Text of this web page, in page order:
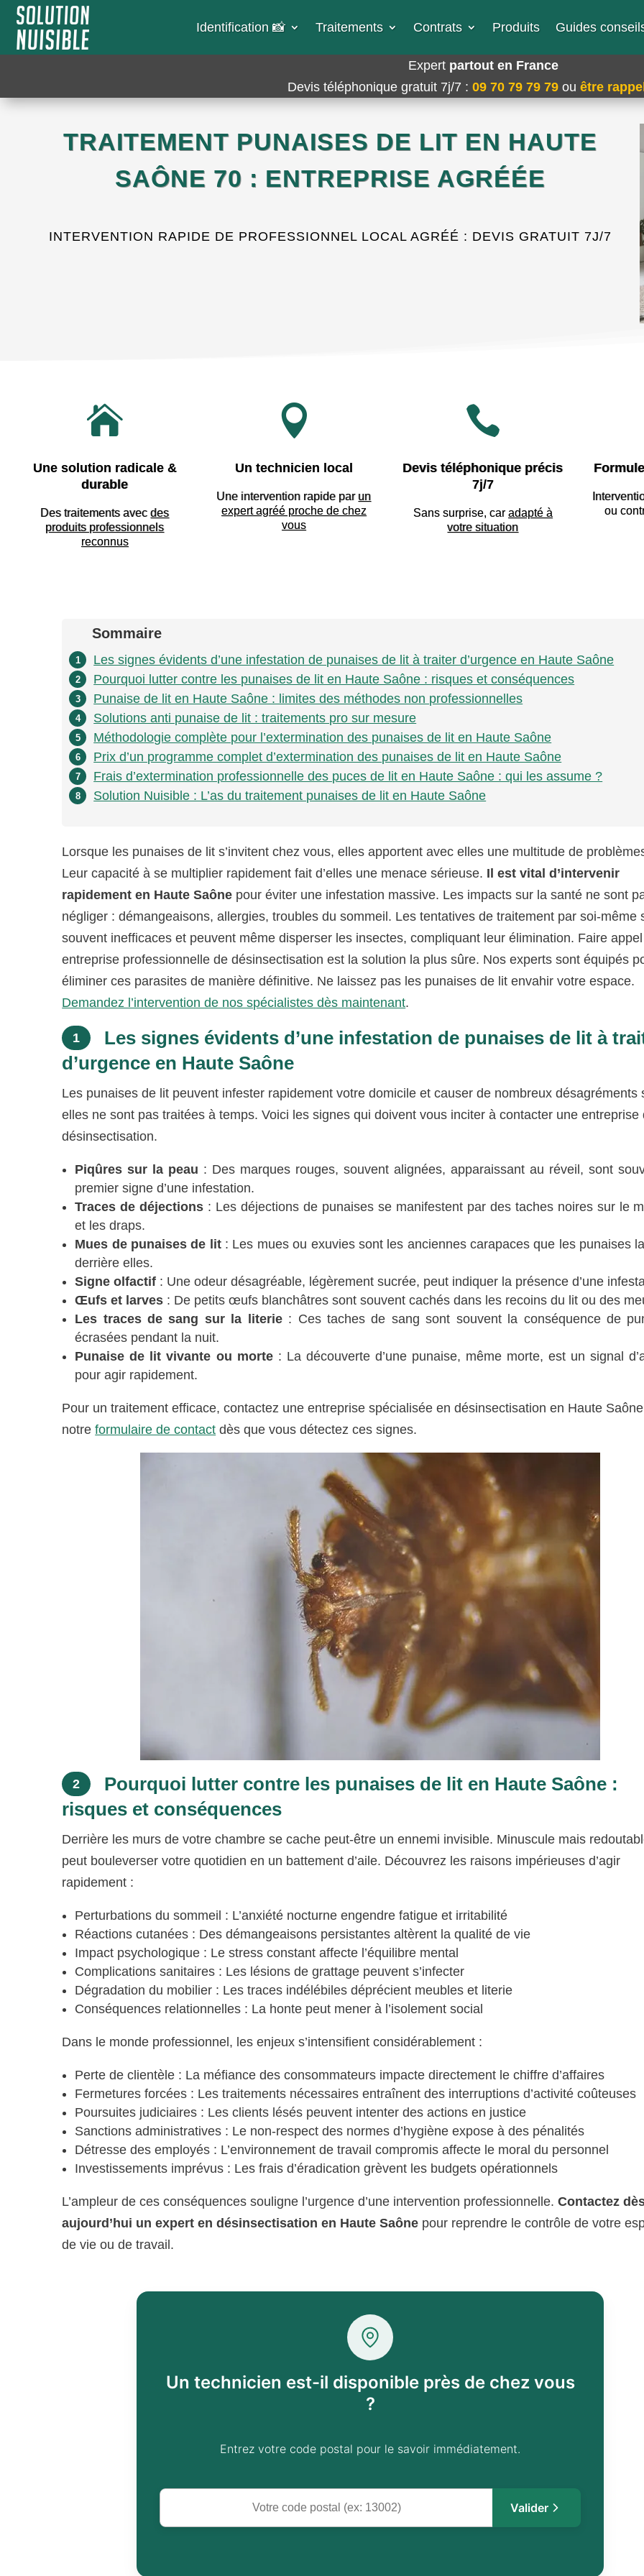
Identification 📸​ Traitements Contrats Produits Guides
Expert partout en France
Devis téléphonique gratuit 7j/7 : 09 70 79 79 79 ou être
TRAITEMENT PUNAISES DE LIT EN HAUTE
SAÔNE 70 : ENTREPRISE AGRÉÉE
INTERVENTION RAPIDE DE PROFESSIONNEL LOCAL AGRÉÉ : DEVIS GRATUIT 7J/7

Une solution radicale &
durable
Des traitements avecdes
produits professionnels
reconnus

Un technicien local
Une intervention rapide par un
expert agréé proche de chez
vous

Devis téléphonique précis
7j/7
Sans surprise, car adapté à
votre situation
ou
Sommaire
1 Les signes évidents d’une infestation de punaises de lit à traiter d’urgence en Haute Saône
2 Pourquoi lutter contre les punaises de lit en Haute Saône : risques et conséquences
3 Punaise de lit en Haute Saône : limites des méthodes non professionnelles
4 Solutions anti punaise de lit : traitements pro sur mesure
5 Méthodologie complète pour l’extermination des punaises de lit en Haute Saône
6 Prix d’un programme complet d’extermination des punaises de lit en Haute Saône
7 Frais d’extermination professionnelle des puces de lit en Haute Saône : qui les assume ?
8 Solution Nuisible : L’as du traitement punaises de lit en Haute Saône
Lorsque les punaises de lit s’invitent chez vous, elles apportent avec elles une multitude de
Leur capacité à se multiplier rapidement fait d’elles une menace sérieuse. Il est vital d’intervenir
rapidement en Haute Saône pour éviter une infestation massive. Les impacts sur la santé ne sont
négliger : démangeaisons, allergies, troubles du sommeil. Les tentatives de traitement par soi-même
souvent inefficaces et peuvent même disperser les insectes, compliquant leur élimination. Faire
entreprise professionnelle de désinsectisation est la solution la plus sûre. Nos experts sont équipés
éliminer ces parasites de manière définitive. Ne laissez pas les punaises de lit envahir votre espace.
Demandez l’intervention de nos spécialistes dès maintenant.
1
Les signes évidents d’une infestation de punaises de lit à
d’urgence en Haute Saône
Les punaises de lit peuvent infester rapidement votre domicile et causer de nombreux désagréments
elles ne sont pas traitées à temps. Voici les signes qui doivent vous inciter à contacter une entreprise
désinsectisation.
Piqûres sur la peau : Des marques rouges, souvent alignées, apparaissant au réveil, sont
premier signe d’une infestation.
Traces de déjections : Les déjections de punaises se manifestent par des taches noires sur le
et les draps.
Mues de punaises de lit: Les mues ou exuvies sont les anciennes carapaces que les punaises
derrière elles.
Signe olfactif : Une odeur désagréable, légèrement sucrée, peut indiquer la présence d’une
Œufs et larves : De petits œufs blanchâtres sont souvent cachés dans les recoins du lit ou des
Les traces de sang sur la literie: Ces taches de sang sont souvent la conséquence de
écrasées pendant la nuit.
Punaise de lit vivante ou morte: La découverte d’une punaise, même morte, est un signal
pour agir rapidement.
Pour un traitement efficace, contactez une entreprise spécialisée en désinsectisation en Haute
notreformulaire de contact dès que vous détectez ces signes.
2
Pourquoi lutter contre les punaises de lit en Haute Saône :
risques et conséquences
Derrière les murs de votre chambre se cache peut-être un ennemi invisible. Minuscule mais
peut bouleverser votre quotidien en un battement d’aile. Découvrez les raisons impérieuses d’agir
rapidement :
Perturbations du sommeil : L’anxiété nocturne engendre fatigue et irritabilité
Réactions cutanées : Des démangeaisons persistantes altèrent la qualité de vie
Impact psychologique : Le stress constant affecte l’équilibre mental
Complications sanitaires : Les lésions de grattage peuvent s’infecter
Dégradation du mobilier : Les traces indélébiles déprécient meubles et literie
Conséquences relationnelles : La honte peut mener à l’isolement social
Dans le monde professionnel, les enjeux s’intensifient considérablement :
Perte de clientèle : La méfiance des consommateurs impacte directement le chiffre d’affaires
Fermetures forcées : Les traitements nécessaires entraînent des interruptions d’activité coûteuses
Poursuites judiciaires : Les clients lésés peuvent intenter des actions en justice
Sanctions administratives : Le non-respect des normes d’hygiène expose à des pénalités
Détresse des employés : L’environnement de travail compromis affecte le moral du personnel
Investissements imprévus : Les frais d’éradication grèvent les budgets opérationnels
L’ampleur de ces conséquences souligne l’urgence d’une intervention professionnelle.Contactez
aujourd’hui un expert en désinsectisation en Haute Saône pour reprendre le contrôle de votre
de vie ou de travail.
Un technicien est-il disponible près de chez vous
?
Entrez votre code postal pour le savoir immédiatement.
Valider